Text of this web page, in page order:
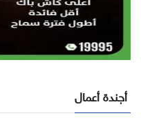
أجندة أعمال